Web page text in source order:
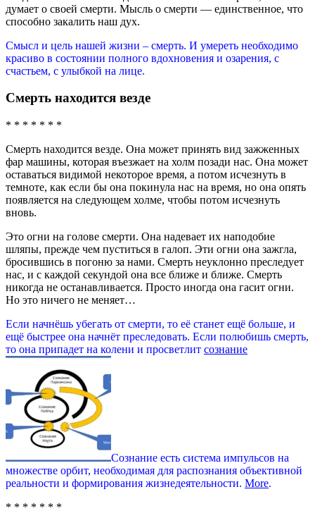
думает о своей смерти. Мысль о смерти — единственное, что
способно закалить наш дух.
Смысл и цель нашей жизни – смерть. И умереть необходимо
красиво в состоянии полного вдохновения и озарения, с
счастьем, с улыбкой на лице.
Смерть находится везде
* * * * * * *
Смерть находится везде. Она может принять вид зажженных
фар машины, которая въезжает на холм позади нас. Она может
оставаться видимой некоторое время, а потом исчезнуть в
темноте, как если бы она покинула нас на время, но она опять
появляется на следующем холме, чтобы потом исчезнуть
вновь.
Это огни на голове смерти. Она надевает их наподобие
шляпы, прежде чем пуститься в галоп. Эти огни она зажгла,
бросившись в погоню за нами. Смерть неуклонно преследует
нас, и с каждой секундой она все ближе и ближе. Смерть
никогда не останавливается. Просто иногда она гасит огни.
Но это ничего не меняет…
Если начнёшь убегать от смерти, то её станет ещё больше, и
ещё быстрее она начнёт преследовать. Если полюбишь смерть,
то она припадет на колени и просветлит сознание
Сознание есть система импульсов на
множестве орбит, необходимая для распознания объективной
реальности и формирования жизнедеятельности. More.
* * * * * * *